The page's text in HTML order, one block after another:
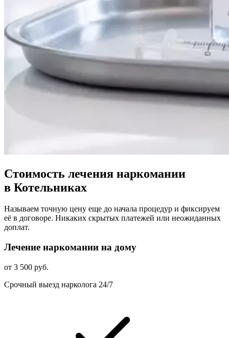
Стоимость лечения наркомании
в Котельниках
Называем точную цену еще до начала процедур и фиксируем
её в договоре. Никаких скрытых платежей или неожиданных
доплат.
Лечение наркомании на дому
от 3 500 руб.
Срочный выезд нарколога 24/7